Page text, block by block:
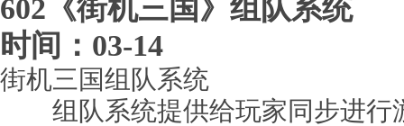
602《街机三国》组队系统
时间：03-14
街机三国组队系统
组队系统提供给玩家同步进行